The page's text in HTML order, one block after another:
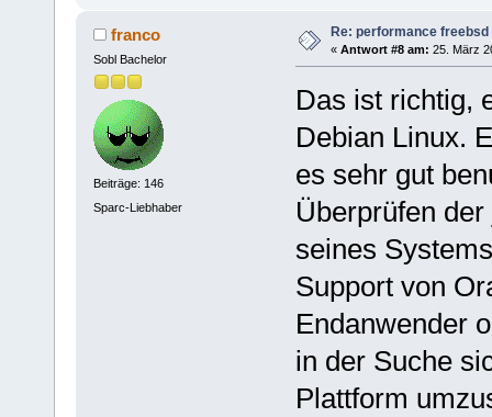
franco
Sobl Bachelor
Beiträge: 146
Sparc-Liebhaber
Re: performance
« Antwort #8 am: 25. März
Das ist richtig,
Debian Linux.
es sehr gut
Überprüfen
seines
Support von
Endanwender
in der Suche
Plattform